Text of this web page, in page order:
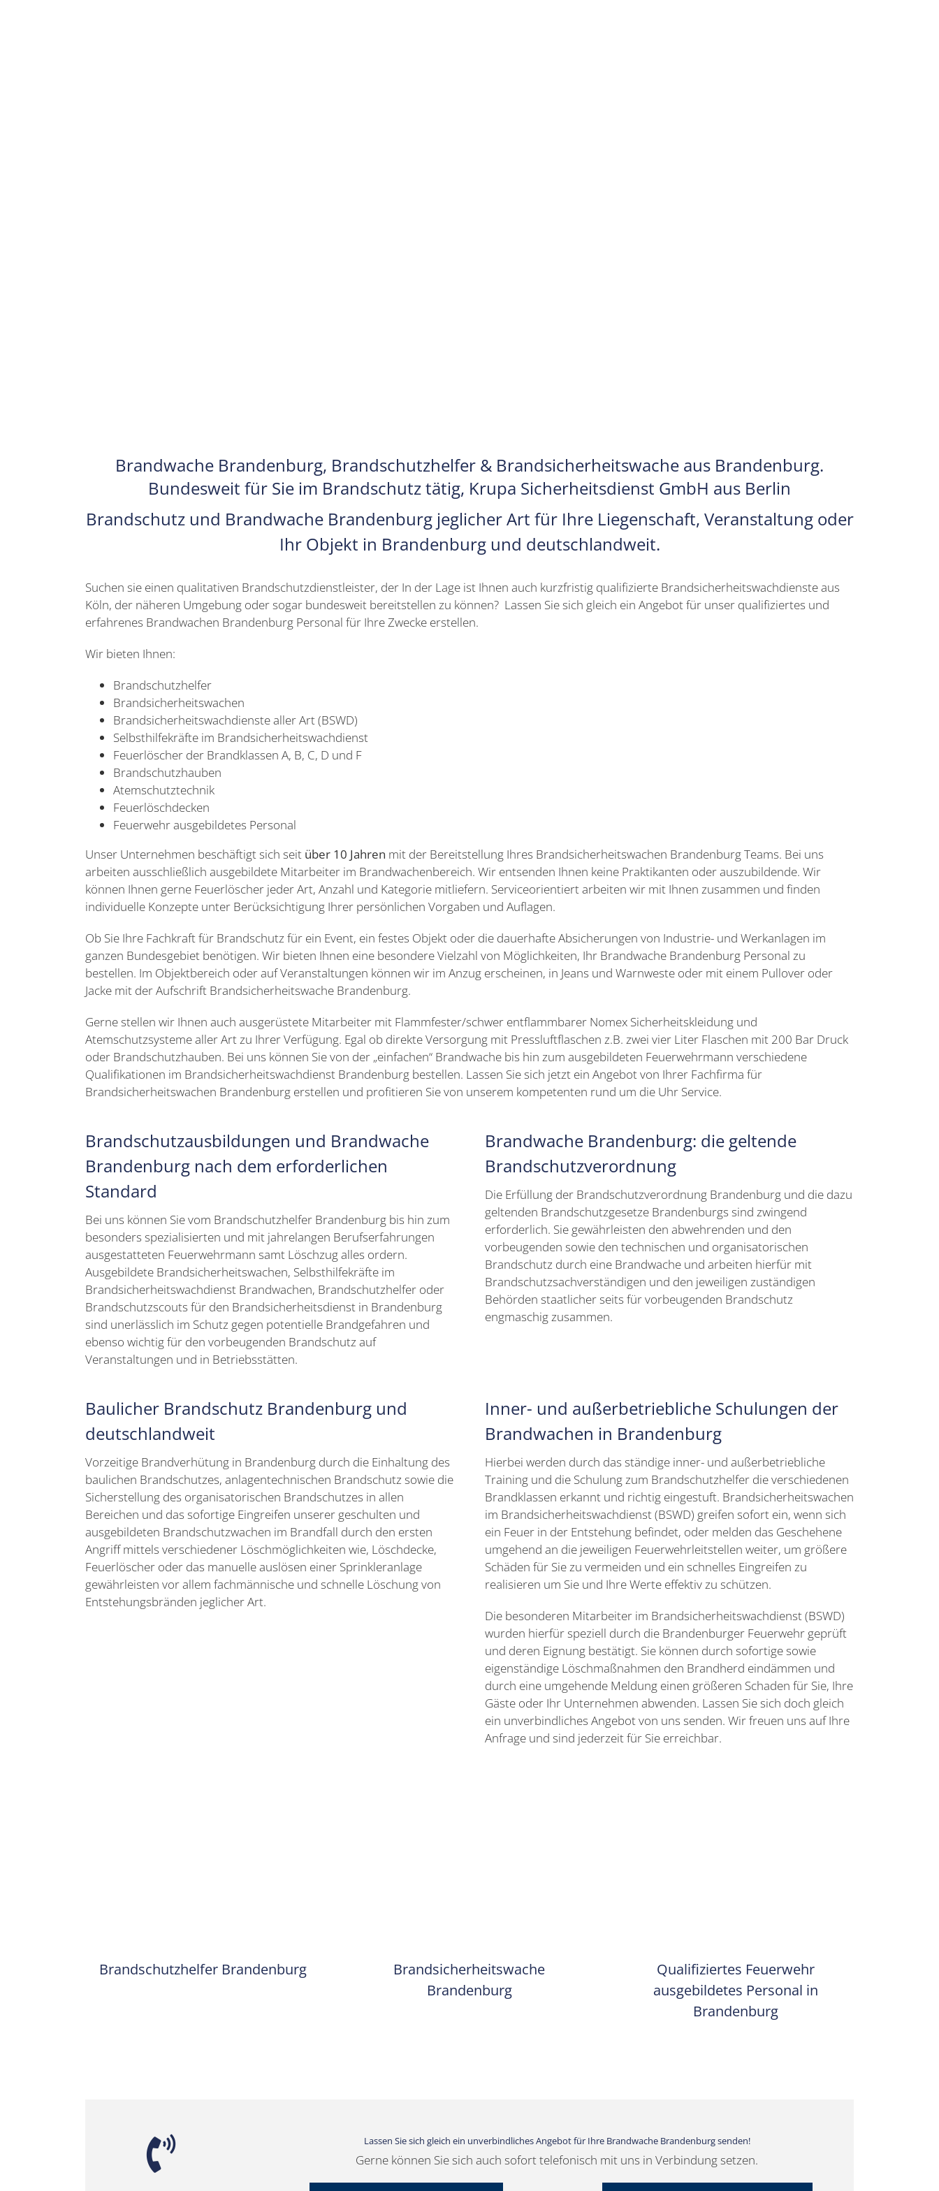
Brandwache Brandenburg, Brandschutzhelfer & Brandsicherheitswache aus Brandenburg.
Bundesweit für Sie im Brandschutz tätig, Krupa Sicherheitsdienst GmbH aus Berlin
Brandschutz und Brandwache Brandenburg jeglicher Art für Ihre Liegenschaft, Veranstaltung oder
Ihr Objekt in Brandenburg und deutschlandweit.
Suchen sie einen qualitativen Brandschutzdienstleister, der In der Lage ist Ihnen auch kurzfristig qualifizierte Brandsicherheitswachdienste aus
Köln, der näheren Umgebung oder sogar bundesweit bereitstellen zu können? Lassen Sie sich gleich ein Angebot für unser qualifiziertes und
erfahrenes Brandwachen Brandenburg Personal für Ihre Zwecke erstellen.
Wir bieten Ihnen:
Brandschutzhelfer
Brandsicherheitswachen
Brandsicherheitswachdienste aller Art (BSWD)
Selbsthilfekräfte im Brandsicherheitswachdienst
Feuerlöscher der Brandklassen A, B, C, D und F
Brandschutzhauben
Atemschutztechnik
Feuerlöschdecken
Feuerwehr ausgebildetes Personal
Unser Unternehmen beschäftigt sich seit über 10 Jahren mit der Bereitstellung Ihres Brandsicherheitswachen Brandenburg Teams. Bei uns
arbeiten ausschließlich ausgebildete Mitarbeiter im Brandwachenbereich. Wir entsenden Ihnen keine Praktikanten oder auszubildende. Wir
können Ihnen gerne Feuerlöscher jeder Art, Anzahl und Kategorie mitliefern. Serviceorientiert arbeiten wir mit Ihnen zusammen und finden
individuelle Konzepte unter Berücksichtigung Ihrer persönlichen Vorgaben und Auflagen.
Ob Sie Ihre Fachkraft für Brandschutz für ein Event, ein festes Objekt oder die dauerhafte Absicherungen von Industrie- und Werkanlagen im
ganzen Bundesgebiet benötigen. Wir bieten Ihnen eine besondere Vielzahl von Möglichkeiten, Ihr Brandwache Brandenburg Personal zu
bestellen. Im Objektbereich oder auf Veranstaltungen können wir im Anzug erscheinen, in Jeans und Warnweste oder mit einem Pullover oder
Jacke mit der Aufschrift Brandsicherheitswache Brandenburg.
Gerne stellen wir Ihnen auch ausgerüstete Mitarbeiter mit Flammfester/schwer entflammbarer Nomex Sicherheitskleidung und
Atemschutzsysteme aller Art zu Ihrer Verfügung. Egal ob direkte Versorgung mit Pressluftflaschen z.B. zwei vier Liter Flaschen mit 200 Bar Druck
oder Brandschutzhauben. Bei uns können Sie von der „einfachen“ Brandwache bis hin zum ausgebildeten Feuerwehrmann verschiedene
Qualifikationen im Brandsicherheitswachdienst Brandenburg bestellen. Lassen Sie sich jetzt ein Angebot von Ihrer Fachfirma für
Brandsicherheitswachen Brandenburg erstellen und profitieren Sie von unserem kompetenten rund um die Uhr Service.
Brandschutzausbildungen und Brandwache
Brandenburg nach dem erforderlichen
Standard
Bei uns können Sie vom Brandschutzhelfer Brandenburg bis hin zum
besonders spezialisierten und mit jahrelangen Berufserfahrungen
ausgestatteten Feuerwehrmann samt Löschzug alles ordern.
Ausgebildete Brandsicherheitswachen, Selbsthilfekräfte im
Brandsicherheitswachdienst Brandwachen, Brandschutzhelfer oder
Brandschutzscouts für den Brandsicherheitsdienst in Brandenburg
sind unerlässlich im Schutz gegen potentielle Brandgefahren und
ebenso wichtig für den vorbeugenden Brandschutz auf
Veranstaltungen und in Betriebsstätten.
Brandwache Brandenburg: die geltende
Brandschutzverordnung
Die Erfüllung der Brandschutzverordnung Brandenburg und die dazu
geltenden Brandschutzgesetze Brandenburgs sind zwingend
erforderlich. Sie gewährleisten den abwehrenden und den
vorbeugenden sowie den technischen und organisatorischen
Brandschutz durch eine Brandwache und arbeiten hierfür mit
Brandschutzsachverständigen und den jeweiligen zuständigen
Behörden staatlicher seits für vorbeugenden Brandschutz
engmaschig zusammen.
Baulicher Brandschutz Brandenburg und
deutschlandweit
Vorzeitige Brandverhütung in Brandenburg durch die Einhaltung des
baulichen Brandschutzes, anlagentechnischen Brandschutz sowie die
Sicherstellung des organisatorischen Brandschutzes in allen
Bereichen und das sofortige Eingreifen unserer geschulten und
ausgebildeten Brandschutzwachen im Brandfall durch den ersten
Angriff mittels verschiedener Löschmöglichkeiten wie, Löschdecke,
Feuerlöscher oder das manuelle auslösen einer Sprinkleranlage
gewährleisten vor allem fachmännische und schnelle Löschung von
Entstehungsbränden jeglicher Art.
Inner- und außerbetriebliche Schulungen der
Brandwachen in Brandenburg
Hierbei werden durch das ständige inner- und außerbetriebliche
Training und die Schulung zum Brandschutzhelfer die verschiedenen
Brandklassen erkannt und richtig eingestuft. Brandsicherheitswachen
im Brandsicherheitswachdienst (BSWD) greifen sofort ein, wenn sich
ein Feuer in der Entstehung befindet, oder melden das Geschehene
umgehend an die jeweiligen Feuerwehrleitstellen weiter, um größere
Schäden für Sie zu vermeiden und ein schnelles Eingreifen zu
realisieren um Sie und Ihre Werte effektiv zu schützen.
Die besonderen Mitarbeiter im Brandsicherheitswachdienst (BSWD)
wurden hierfür speziell durch die Brandenburger Feuerwehr geprüft
und deren Eignung bestätigt. Sie können durch sofortige sowie
eigenständige Löschmaßnahmen den Brandherd eindämmen und
durch eine umgehende Meldung einen größeren Schaden für Sie, Ihre
Gäste oder Ihr Unternehmen abwenden. Lassen Sie sich doch gleich
ein unverbindliches Angebot von uns senden. Wir freuen uns auf Ihre
Anfrage und sind jederzeit für Sie erreichbar.
Brandschutzhelfer Brandenburg
Brandsicherheitswache
Brandenburg
Qualifiziertes Feuerwehr
ausgebildetes Personal in
Brandenburg
Lassen Sie sich gleich ein unverbindliches Angebot für Ihre Brandwache Brandenburg senden!
Gerne können Sie sich auch sofort telefonisch mit uns in Verbindung setzen.